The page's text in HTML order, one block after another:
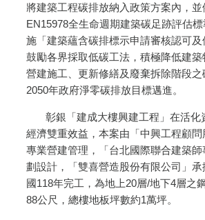
將建築工程碳排放納入政策方案內，
EN15978全生命週期建築碳足跡評估
施「建築蘊含碳排標示申請審核認可
鼓勵各界採取低碳工法，積極降低建築
營建施工、更新修繕及廢棄拆除階段
2050年政府淨零碳排放目標邁進。
彰銀「建成大樓興建工程」在活化
經濟雙重效益，本案由「中興工程顧
專業營建管理，「台北國際聯合建築
劃設計，「雙喜營造股份有限公司」
國118年完工，為地上20層/地下4層之
88公尺，總樓地板坪數約1萬坪。